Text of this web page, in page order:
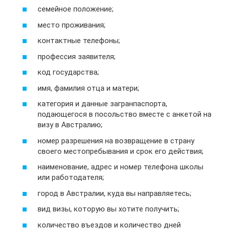
семейное положение;
место проживания;
контактные телефоны;
профессия заявителя;
код государства;
имя, фамилия отца и матери;
категория и данные загранпаспорта,
подающегося в посольство вместе с анкетой на
визу в Австралию;
номер разрешения на возвращение в страну
своего местопребывания и срок его действия;
наименование, адрес и номер телефона школы
или работодателя;
город в Австралии, куда вы направляетесь;
вид визы, которую вы хотите получить;
количество въездов и количество дней